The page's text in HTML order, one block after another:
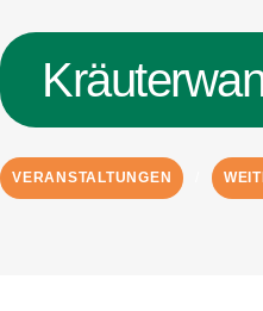
VERANSTALTUNGEN